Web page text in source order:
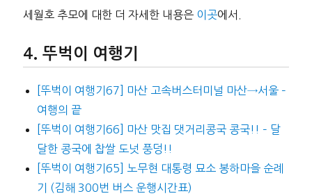
세월호 추모에 대한 더 자세한 내용은 이곳에서.
뚜벅이 여행기
[뚜벅이 여행기67] 마산 고속버스터미널 마산→서울 –
여행의 끝
[뚜벅이 여행기66] 마산 맛집 댓거리콩국 콩국!! – 달
달한 콩국에 찹쌀 도넛 풍덩!!
[뚜벅이 여행기65] 노무현 대통령 묘소 봉하마을 순례
기 (김해 300번 버스 운행시간표)